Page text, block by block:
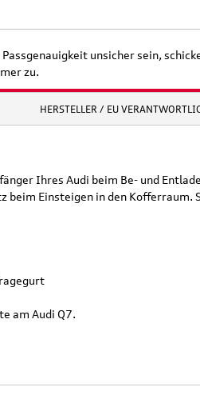
unsicher sein,
zu.
HERSTELLER / EU
Ihres Audi beim Be- und
beim Einsteigen in den
am Audi Q7.